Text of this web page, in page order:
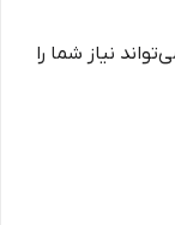
نیاز شما را